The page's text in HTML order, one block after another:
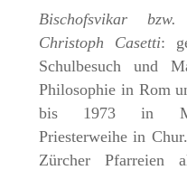
Bischofsvikar
Christoph Casetti:
Schulbesuch und
Philosophie in Rom
bis 1973 in
Priesterweihe in
Zürcher